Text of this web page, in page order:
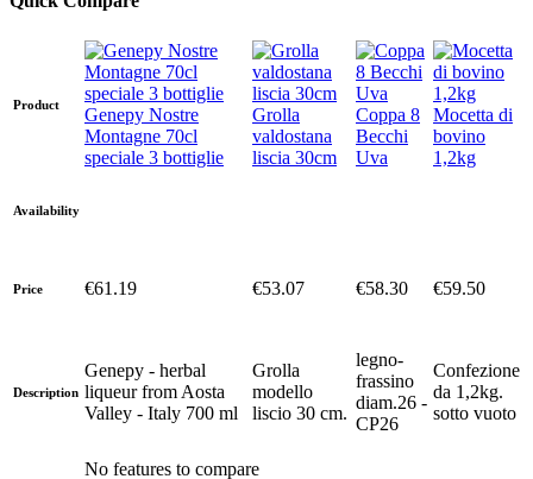
Product
Genepy Nostre
Montagne 70cl
speciale 3 bottiglie
Grolla
valdostana
liscia 30cm
Coppa 8
Becchi
Uva
Mocetta di
bovino
1,2kg
Availability
Price €61.19 €53.07 €58.30 €59.50
Description
Genepy - herbal
liqueur from Aosta
Valley - Italy 700 ml
Grolla
modello
liscio 30 cm.
legno-
frassino
diam.26 -
CP26
Confezione
da 1,2kg.
sotto vuoto
No features to compare